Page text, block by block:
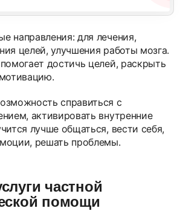
направления: для лечения,
целей, улучшения работы мозга.
достичь целей, раскрыть
справиться с
активировать внутренние
лучше общаться, вести себя,
решать проблемы.
частной
помощи